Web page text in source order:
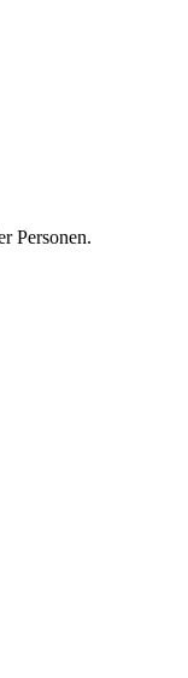
Personen.